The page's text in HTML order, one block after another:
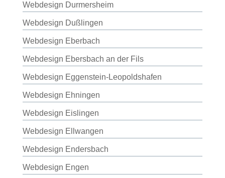
Webdesign Durmersheim
Webdesign Dußlingen
Webdesign Eberbach
Webdesign Ebersbach an der Fils
Webdesign Eggenstein-Leopoldshafen
Webdesign Ehningen
Webdesign Eislingen
Webdesign Ellwangen
Webdesign Endersbach
Webdesign Engen